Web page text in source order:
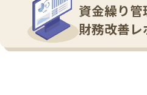
資金繰り管
財務改善レ